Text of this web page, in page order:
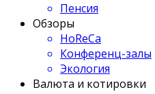
Пенсия
Обзоры
HoReCa
Конференц-залы
Экология
Валюта и котировки